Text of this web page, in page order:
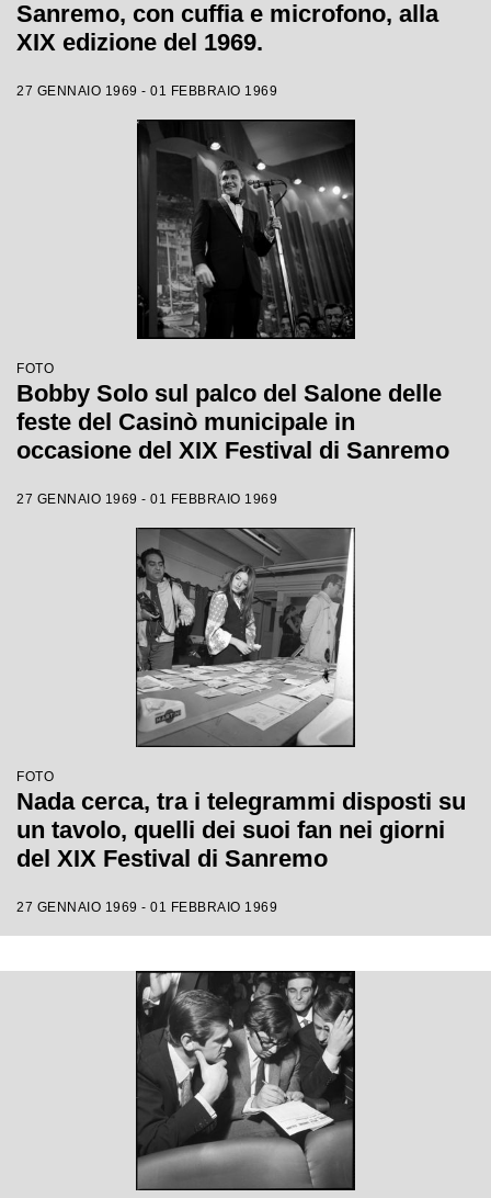
Sanremo, con cuffia e microfono, alla
XIX edizione del 1969.
27 GENNAIO 1969 - 01 FEBBRAIO 1969
FOTO
Bobby Solo sul palco del Salone delle
feste del Casinò municipale in
occasione del XIX Festival di Sanremo
27 GENNAIO 1969 - 01 FEBBRAIO 1969
FOTO
Nada cerca, tra i telegrammi disposti su
un tavolo, quelli dei suoi fan nei giorni
del XIX Festival di Sanremo
27 GENNAIO 1969 - 01 FEBBRAIO 1969